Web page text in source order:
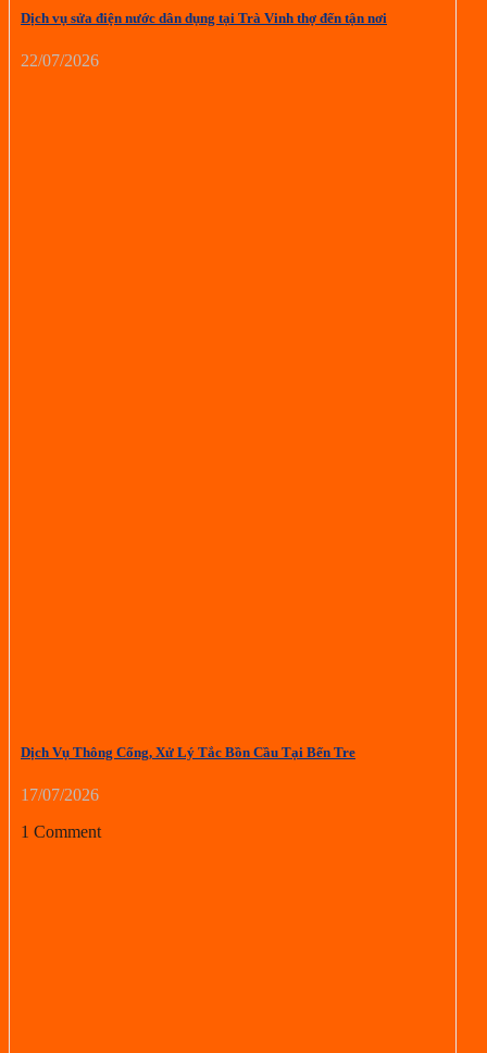
Dịch vụ sửa điện nước dân dụng tại Trà Vinh thợ đến tận nơi
22/07/2026
Dịch Vụ Thông Cống, Xử Lý Tắc Bồn Cầu Tại Bến Tre
17/07/2026
1 Comment